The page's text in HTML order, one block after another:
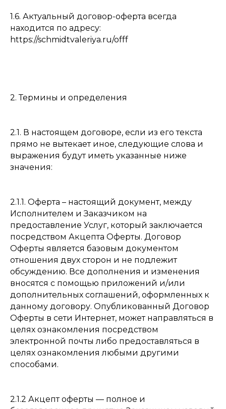
1.6. Актуальный договор-оферта всегда
находится по адресу:
https://schmidtvaleriya.ru/offf
2. Термины и определения
2.1. В настоящем договоре, если из его текста
прямо не вытекает иное, следующие слова и
выражения будут иметь указанные ниже
значения:
2.1.1. Оферта – настоящий документ, между
Исполнителем и Заказчиком на
предоставление Услуг, который заключается
посредством Акцепта Оферты. Договор
Оферты является базовым документом
отношения двух сторон и не подлежит
обсуждению. Все дополнения и изменения
вносятся с помощью приложений и/или
дополнительных соглашений, оформленных к
данному договору. Опубликованный Договор
Оферты в сети Интернет, может направляться в
целях ознакомления посредством
электронной почты либо предоставляться в
целях ознакомления любыми другими
способами.
2.1.2 Акцепт оферты — полное и